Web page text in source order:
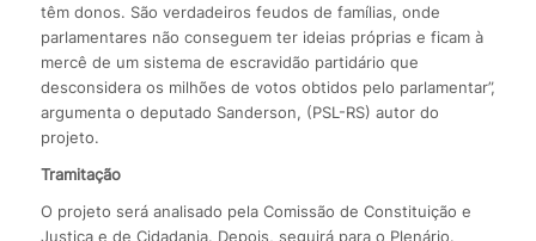
têm donos. São verdadeiros feudos de famílias, onde
parlamentares não conseguem ter ideias próprias e ficam à
mercê de um sistema de escravidão partidário que
desconsidera os milhões de votos obtidos pelo parlamentar”,
argumenta o deputado Sanderson, (PSL-RS) autor do
projeto.
Tramitação
O projeto será analisado pela Comissão de Constituição e
Justiça e de Cidadania. Depois, seguirá para o Plenário.